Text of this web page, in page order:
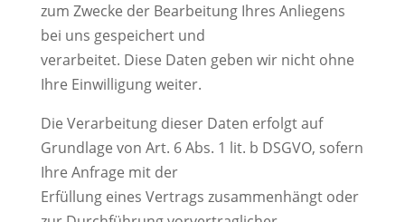
zum Zwecke der Bearbeitung Ihres Anliegens
bei uns gespeichert und
verarbeitet. Diese Daten geben wir nicht ohne
Ihre Einwilligung weiter.
Die Verarbeitung dieser Daten erfolgt auf
Grundlage von Art. 6 Abs. 1 lit. b DSGVO, sofern
Ihre Anfrage mit der
Erfüllung eines Vertrags zusammenhängt oder